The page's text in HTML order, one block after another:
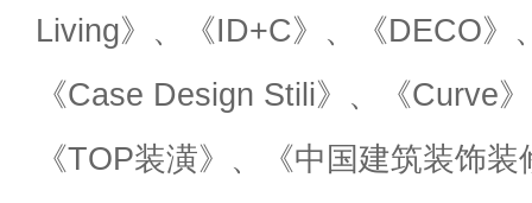
Living》、《ID+C》、《DECO》
《Case Design Stili》、《Curve
《TOP装潢》、《中国建筑装饰